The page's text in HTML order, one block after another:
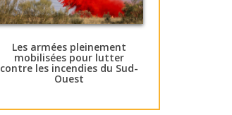
Les armées pleinement
mobilisées pour lutter
contre les incendies du Sud-
Ouest